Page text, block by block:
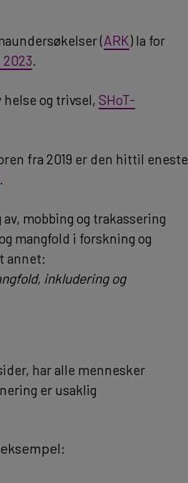
(ARK) la for
.
og trivsel, SHoT-
fra 2019 er den hittil eneste
.
mobbing og trakassering
mangfold i forskning og
annet:
inkludering og
har alle mennesker
er usaklig